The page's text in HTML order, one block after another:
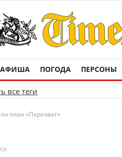
АФИША ПОГОДА ПЕРСОНЫ
все теги
план «Перехват»